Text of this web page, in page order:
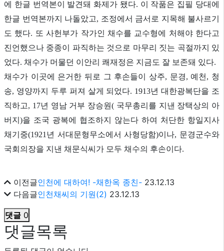
에 한글 번역본이 발견돼 화제가 됐다. 이 작품은 집필 당대에
한글 번역본까지 나돌았고, 조정에서 금서로 지목해 불사르기
도 했다. 또 사헌부가 작가인 채수를 교수형에 처해야 한다고
진언했으나 중종이 파직하는 것으로 마무리 짓는 곡절까지 있
었다. 채수가 머물던 이안리 쾌재정은 지금도 잘 보존돼 있다.
채수가 이곳에 은거한 뒤로 그 후손들이 상주, 문경, 예천, 청
송, 영양까지 두루 퍼져 살게 되었다. 1913년 대한광복단을 조
직하고, 17년 영남 거부 장승원( 국무총리를 지낸 장택상의 아
버지)을 조국 광복에 협조하지 않는다 하여 처단한 항일지사
채기중(1921년 서대문형무소에서 사형당함)이나, 문경군수와
국회의장을 지낸 채문식씨가 모두 채수의 후손이다.
이전글인천에 대하여! -채한옥 종친- 23.12.13
다음글인천채씨의 기원(2) 23.12.13
댓글 0
댓글목록